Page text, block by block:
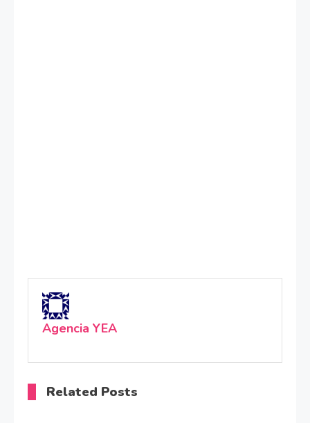
Agencia YEA
Related Posts